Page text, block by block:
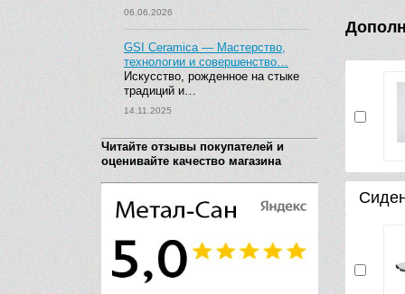
06.06.2026
GSI Ceramica — Мастерство,
технологии и совершенство…
Искусство, рожденное на стыке
традиций и…
14.11.2025
Читайте отзывы покупателей и
оценивайте качество магазина